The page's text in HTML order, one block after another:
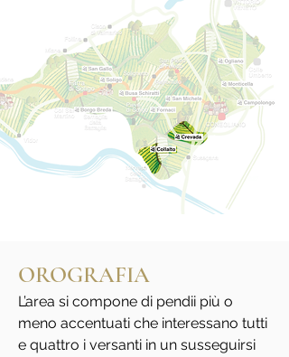
OROGRAFIA
L’area si compone di pendii più o
meno accentuati che interessano tutti
e quattro i versanti in un susseguirsi